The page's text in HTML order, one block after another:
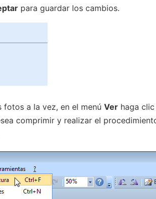
para guardar los cambios.
fotos a la vez, en el menú Ver haga
comprimir y realizar el